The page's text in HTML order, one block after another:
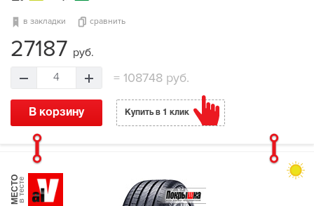
в закладки сравнить
27187 руб.
4 =108748 руб.
В корзину Купить в 1 клик
МЕСТОв тесте